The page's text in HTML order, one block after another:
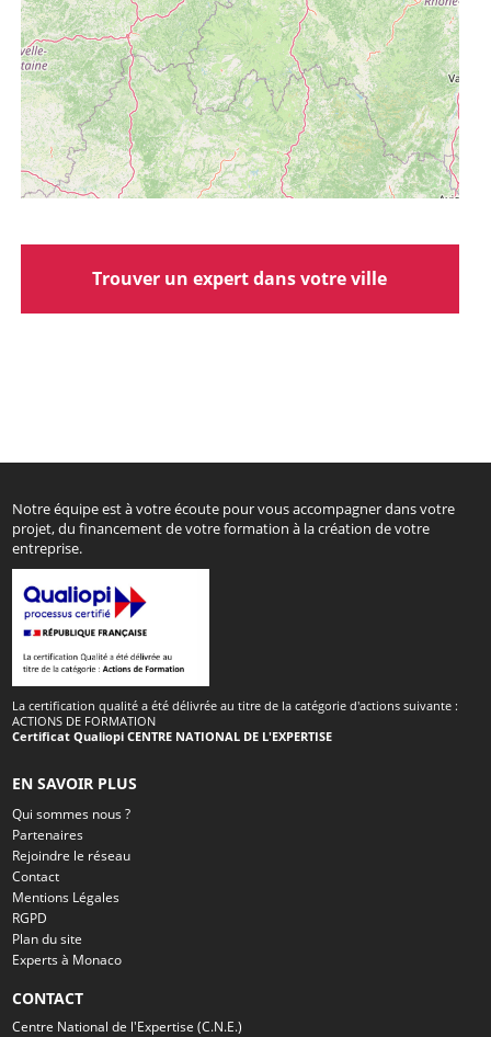
Trouver un expert dans votre ville
Notre équipe est à votre écoute pour vous accompagner dans votre
projet, du financement de votre formation à la création de votre
entreprise.
La certification qualité a été délivrée au titre de la catégorie d'actions suivante :
ACTIONS DE FORMATION
Certificat Qualiopi CENTRE NATIONAL DE L'EXPERTISE
EN SAVOIR PLUS
Qui sommes nous ?
Partenaires
Rejoindre le réseau
Contact
Mentions Légales
RGPD
Plan du site
Experts à Monaco
CONTACT
Centre National de l'Expertise (C.N.E.)